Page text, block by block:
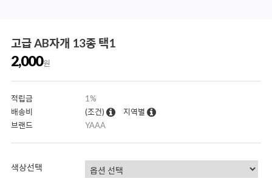
고급 AB자개 13종 택1
2,000원
적립금
1%
배송비
(조건)
지역별
브랜드
YAAA
색상선택